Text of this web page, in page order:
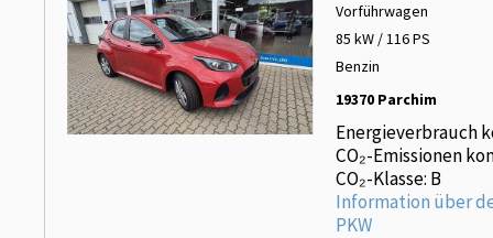
Vorführwagen
85 kW / 116 PS
Benzin
19370 Parchim
Energieverbrauch
CO₂-Emissionen
CO₂-Klasse: B
Information über
PKW